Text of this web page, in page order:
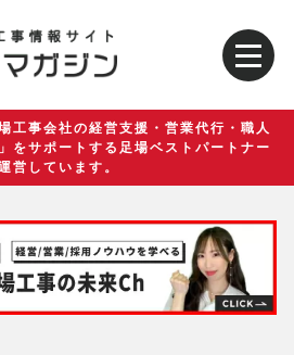
工事会社の経営支援・営業代行・職人
サポートする足場ベストパートナー
営しています。